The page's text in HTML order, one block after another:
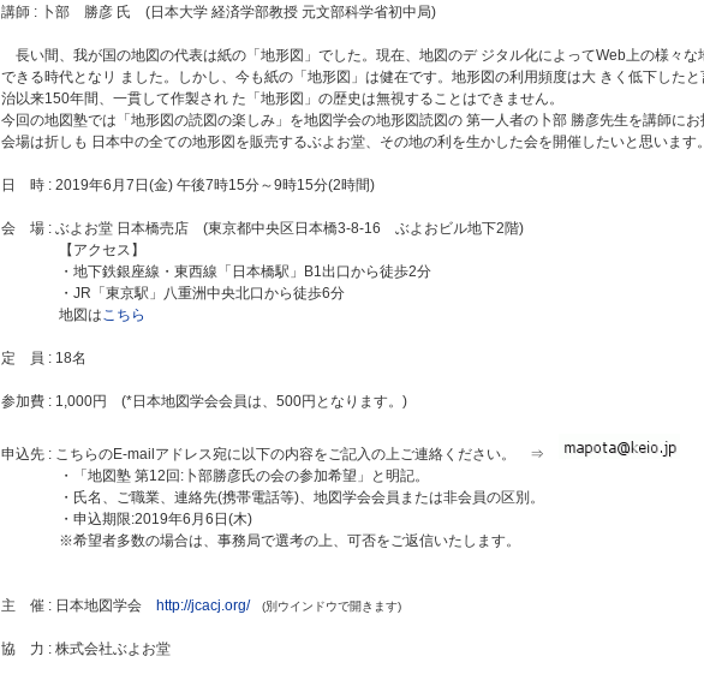
講師 : 卜部 勝彦 氏 (日本大学 経済学部教授 元文部科学省初中局)
長い間、我が国の地図の代表は紙の「地形図」でした。現在、地図のデ ジタル化によってWeb上の様々な
できる時代となリ ました。しかし、今も紙の「地形図」は健在です。地形図の利用頻度は大 きく低下した
治以来150年間、一貫して作製され た「地形図」の歴史は無視することはできません。
今回の地図塾では「地形図の読図の楽しみ」を地図学会の地形図読図の 第一人者の卜部 勝彦先生を講師にお
会場は折しも 日本中の全ての地形図を販売するぶよお堂、その地の利を生かした会を開催したいと思います。
日 時 : 2019年6月7日(金) 午後7時15分～9時15分(2時間)
会 場 : ぶよお堂 日本橋売店 (東京都中央区日本橋3-8-16 ぶよおビル地下2階)
【アクセス】
・地下鉄銀座線・東西線「日本橋駅」B1出口から徒歩2分
・JR「東京駅」八重洲中央北口から徒歩6分
地図はこちら
定 員 : 18名
参加費 : 1,000円 (*日本地図学会会員は、500円となります。)
申込先 : こちらのE-mailアドレス宛に以下の内容をご記入の上ご連絡ください。 ⇒
・「地図塾 第12回:卜部勝彦氏の会の参加希望」と明記。
・氏名、ご職業、連絡先(携帯電話等)、地図学会会員または非会員の区別。
・申込期限:2019年6月6日(木)
※希望者多数の場合は、事務局で選考の上、可否をご返信いたします。
主 催 : 日本地図学会 http://jcacj.org/ (別ウインドウで開きます)
協 力 : 株式会社ぶよお堂